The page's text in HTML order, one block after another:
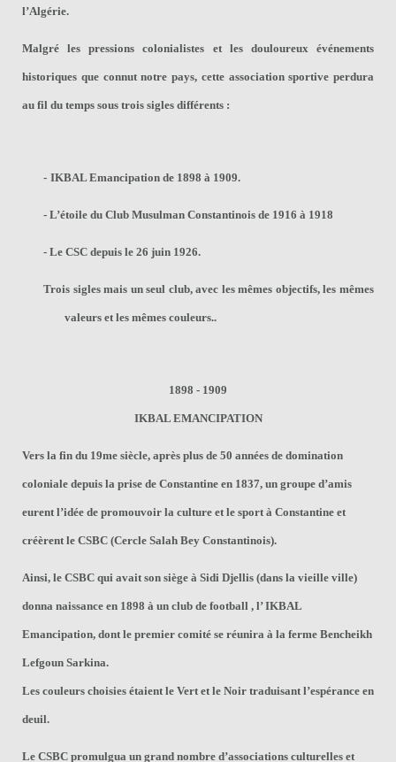
l’Algérie.
Malgré les pressions colonialistes et les douloureux événements
historiques que connut notre pays, cette association sportive perdura
au fil du temps sous trois sigles différents :
- IKBAL Emancipation de 1898 à 1909.
- L’étoile du Club Musulman Constantinois de 1916 à 1918
- Le CSC depuis le 26 juin 1926.
Trois sigles mais un seul club, avec les mêmes objectifs, les mêmes
valeurs et les mêmes couleurs..
1898 - 1909
IKBAL EMANCIPATION
Vers la fin du 19me siècle, après plus de 50 années de domination
coloniale depuis la prise de Constantine en 1837, un groupe d’amis
eurent l’idée de promouvoir la culture et le sport à Constantine et
créèrent le CSBC (Cercle Salah Bey Constantinois).
Ainsi, le CSBC qui avait son siège à Sidi Djellis (dans la vieille ville)
donna naissance en 1898 à un club de football , l’ IKBAL
Emancipation, dont le premier comité se réunira à la ferme Bencheikh
Lefgoun Sarkina.
Les couleurs choisies étaient le Vert et le Noir traduisant l’espérance en
deuil.
Le CSBC promulgua un grand nombre d’associations culturelles et